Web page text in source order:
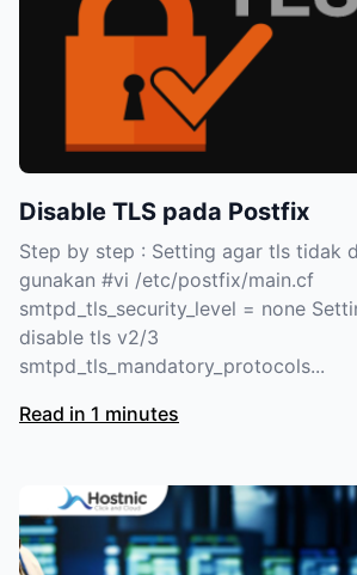
Disable TLS pada Postfix
Step by step : Setting agar tls tidak
gunakan #vi /etc/postfix/main.cf
smtpd_tls_security_level = none
disable tls v2/3
smtpd_tls_mandatory_protocols...
Read in 1 minutes